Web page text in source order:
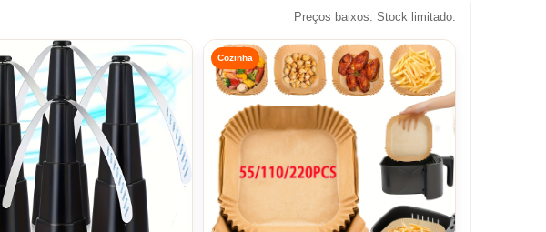
Preços baixos. Stock limitado.
Cozinha